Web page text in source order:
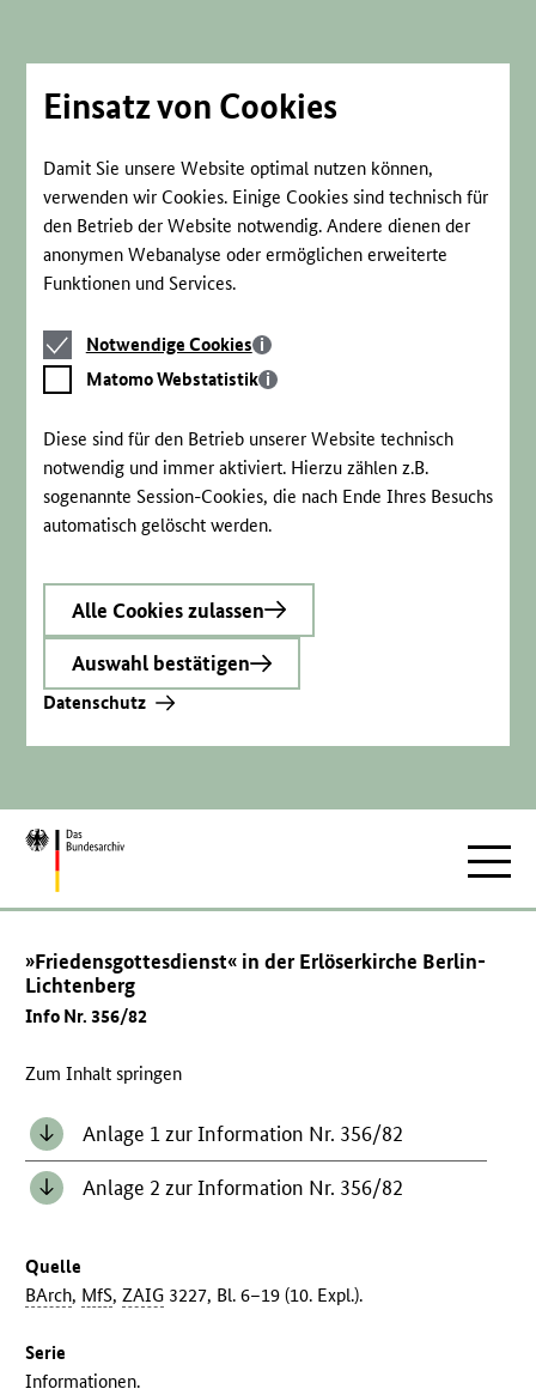
Einsatz von Cookies
Damit Sie unsere Website optimal nutzen können,
verwenden wir Cookies. Einige Cookies sind technisch für
den Betrieb der Website notwendig. Andere dienen der
anonymen Webanalyse oder ermöglichen erweiterte
Funktionen und Services.
Notwendige
Cookies
Notwendige Cookies
Matomo
Webstatistik
Matomo Webstatistik
Diese sind für den Betrieb unserer Website technisch
notwendig und immer aktiviert. Hierzu zählen z.B.
sogenannte Session-Cookies, die nach Ende Ihres Besuchs
automatisch gelöscht werden.
Alle Cookies zulassen
Auswahl bestätigen
Datenschutz
Zur
»Friedensgottesdienst« in der Erlöserkirche Berlin-
Lichtenberg
Info Nr. 356/82
Zum Inhalt springen
Anlage 1 zur Information Nr. 356/82
Anlage 2 zur Information Nr. 356/82
Quelle
BArch, MfS,ZAIG 3227, Bl. 6–19 (10. Expl.).
Serie
Informationen.